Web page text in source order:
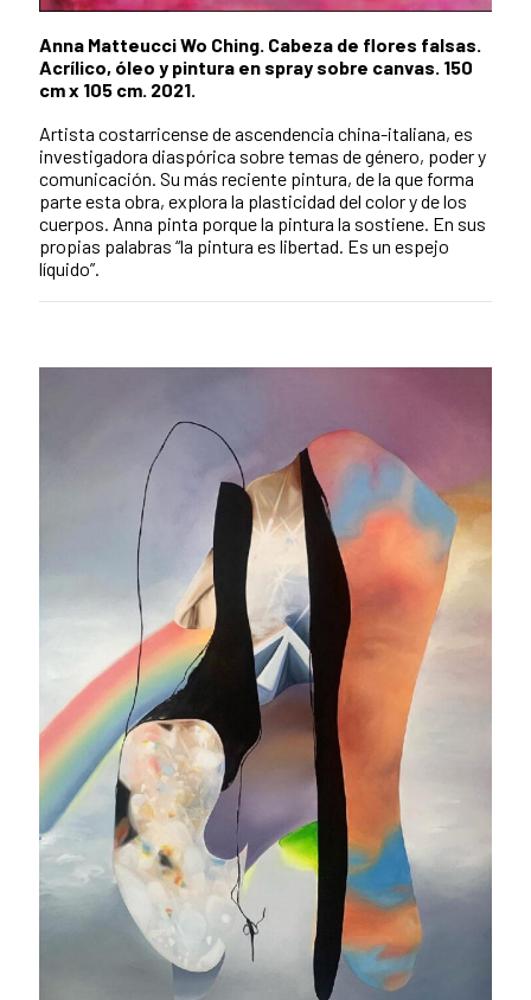
Anna Matteucci Wo Ching. Cabeza de flores falsas.
Acrílico, óleo y pintura en spray sobre canvas. 150
cm x 105 cm. 2021.
Artista costarricense de ascendencia china-italiana, es
investigadora diaspórica sobre temas de género, poder y
comunicación. Su más reciente pintura, de la que forma
parte esta obra, explora la plasticidad del color y de los
cuerpos. Anna pinta porque la pintura la sostiene. En sus
propias palabras “la pintura es libertad. Es un espejo
líquido”.